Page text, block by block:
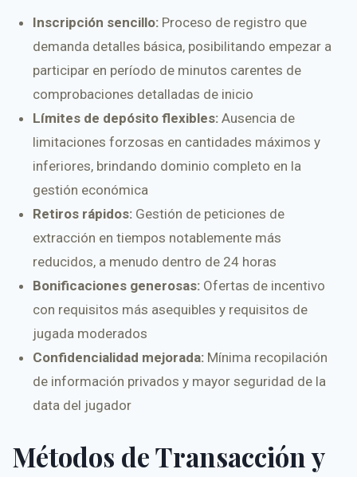
Inscripción sencillo:Proceso de registro que
demanda detalles básica, posibilitando empezar a
participar en período de minutos carentes de
comprobaciones detalladas de inicio
Límites de depósito flexibles:Ausencia de
limitaciones forzosas en cantidades máximos y
inferiores, brindando dominio completo en la
gestión económica
Retiros rápidos:Gestión de peticiones de
extracción en tiempos notablemente más
reducidos, a menudo dentro de 24 horas
Bonificaciones generosas:Ofertas de incentivo
con requisitos más asequibles y requisitos de
jugada moderados
Confidencialidad mejorada:Mínima recopilación
de información privados y mayor seguridad de la
data del jugador
Métodos de Transacción y